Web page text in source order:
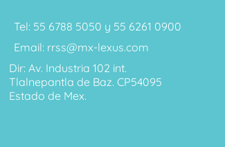
Tel: 55 6788 5050 y 55 6261 0900
Email: rrss@mx-lexus.com
Dir: Av. Industria 102 int.
Tlalnepantla de Baz. CP54095
Estado de Mex.